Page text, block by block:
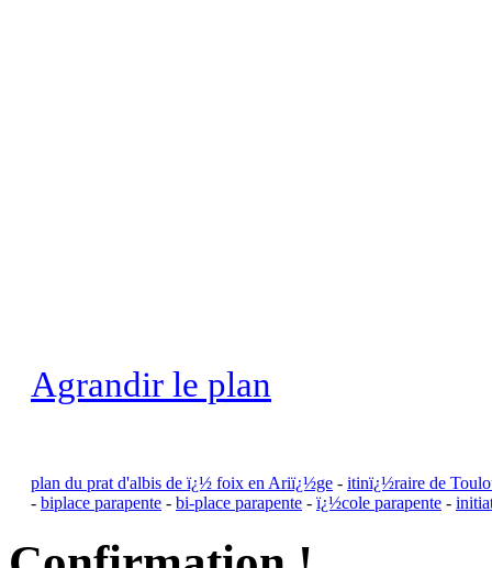
Agrandir le plan
plan du prat d'albis de ï¿½ foix en Ariï¿½ge - itinï¿½raire de
- biplace parapente - bi-place parapente - ï¿½cole parapente -